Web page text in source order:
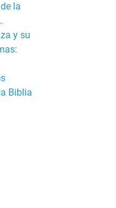
la
y su
Biblia